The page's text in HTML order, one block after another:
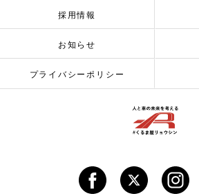
採用情報
お知らせ
プライバシーポリシー